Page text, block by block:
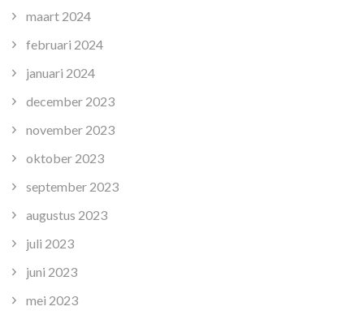
maart 2024
februari 2024
januari 2024
december 2023
november 2023
oktober 2023
september 2023
augustus 2023
juli 2023
juni 2023
mei 2023